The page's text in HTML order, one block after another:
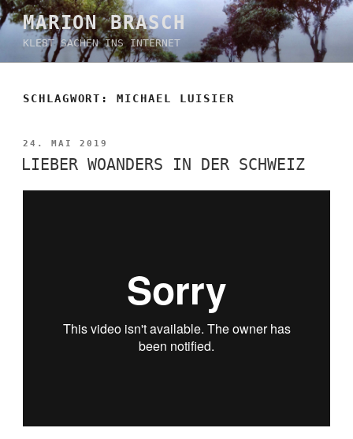
Zum
Inhalt
springen
MARION BRASCH
KLEBT SACHEN INS INTERNET
SCHLAGWORT:MICHAEL LUISIER
VERÖFFENTLICHT
AM
24. MAI 2019
LIEBER WOANDERS IN DER SCHWEIZ